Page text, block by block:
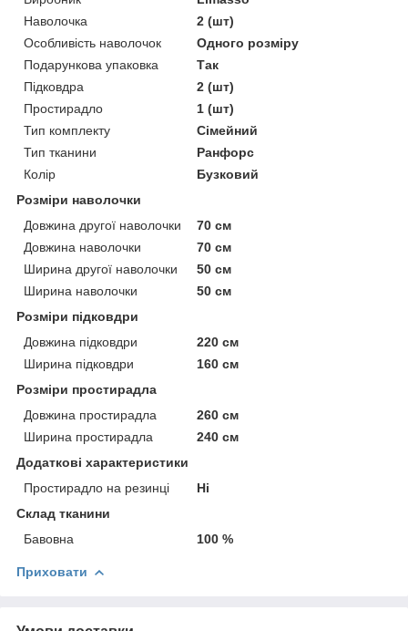
Наволочка
2 (шт)
Особливість наволочок
Одного розміру
Подарункова упаковка
Так
Підковдра
2 (шт)
Простирадло
1 (шт)
Тип комплекту
Сімейний
Тип тканини
Ранфорс
Колір
Бузковий
Розміри наволочки
Довжина другої наволочки
70 см
Довжина наволочки
70 см
Ширина другої наволочки
50 см
Ширина наволочки
50 см
Розміри підковдри
Довжина підковдри
220 см
Ширина підковдри
160 см
Розміри простирадла
Довжина простирадла
260 см
Ширина простирадла
240 см
Додаткові характеристики
Простирадло на резинці
Ні
Склад тканини
Бавовна
100 %
Приховати